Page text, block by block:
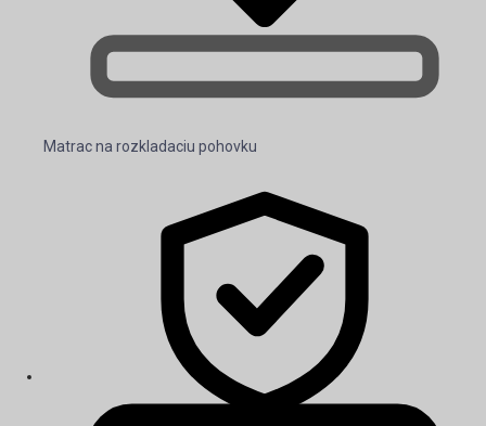
Matrac na rozkladaciu pohovku